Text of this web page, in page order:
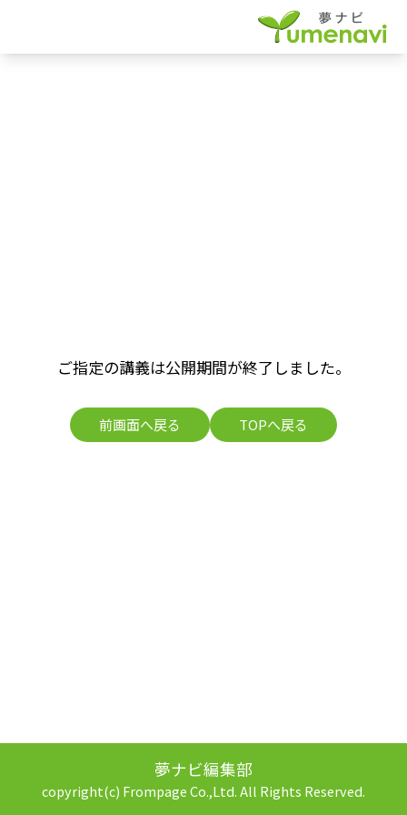
ご指定の講義は公開期間が終了しました。
前画面へ戻る TOPへ戻る
夢ナビ編集部
copyright(c) Frompage Co.,Ltd. All Rights Reserved.